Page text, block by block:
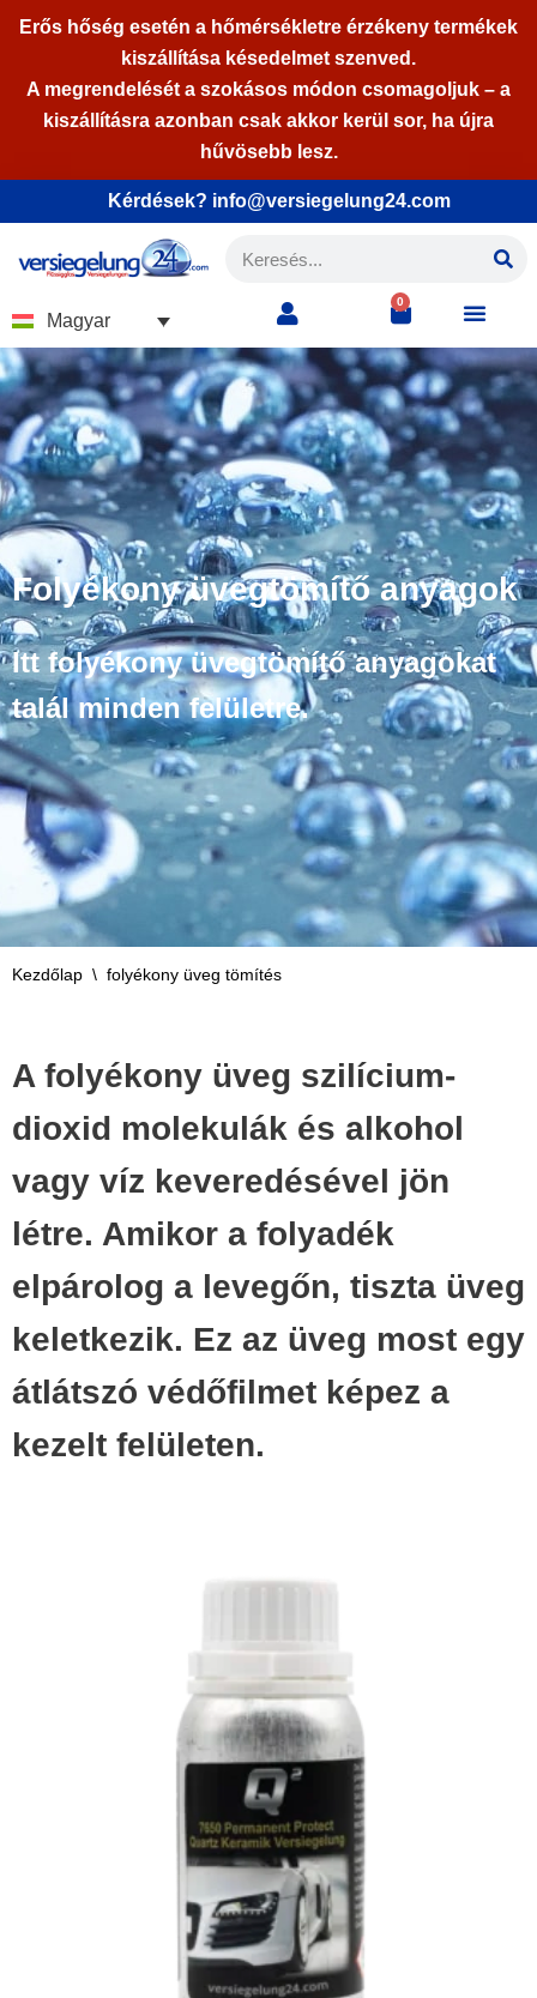
to
content
Erős hőség esetén a hőmérsékletre érzékeny termékek
kiszállítása késedelmet szenved.
A megrendelését a szokásos módon csomagoljuk – a
kiszállításra azonban csak akkor kerül sor, ha újra
hűvösebb lesz.
Kérdések? info@versiegelung24.com
Magyar
0
Folyékony üvegtömítő anyagok
Itt folyékony üvegtömítő anyagokat
talál minden felületre.
Kezdőlap \ folyékony üveg tömítés
A folyékony üveg szilícium-
dioxid molekulák és alkohol
vagy víz keveredésével jön
létre. Amikor a folyadék
elpárolog a levegőn, tiszta üveg
keletkezik. Ez az üveg most egy
átlátszó védőfilmet képez a
kezelt felületen.